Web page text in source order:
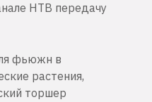
НТВ передачу
фьюжн в
растения,
торшер